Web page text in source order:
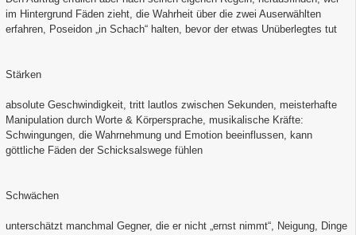
im Hintergrund Fäden zieht, die Wahrheit über die zwei Auserwählten
erfahren, Poseidon „in Schach“ halten, bevor der etwas Unüberlegtes tut
Stärken
absolute Geschwindigkeit, tritt lautlos zwischen Sekunden, meisterhafte
Manipulation durch Worte & Körpersprache, musikalische Kräfte:
Schwingungen, die Wahrnehmung und Emotion beeinflussen, kann
göttliche Fäden der Schicksalswege fühlen
Schwächen
unterschätzt manchmal Gegner, die er nicht „ernst nimmt“, Neigung, Dinge